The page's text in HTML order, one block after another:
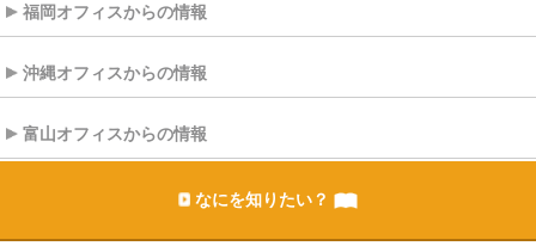
福岡オフィスからの情報
沖縄オフィスからの情報
富山オフィスからの情報
なにを知りたい？